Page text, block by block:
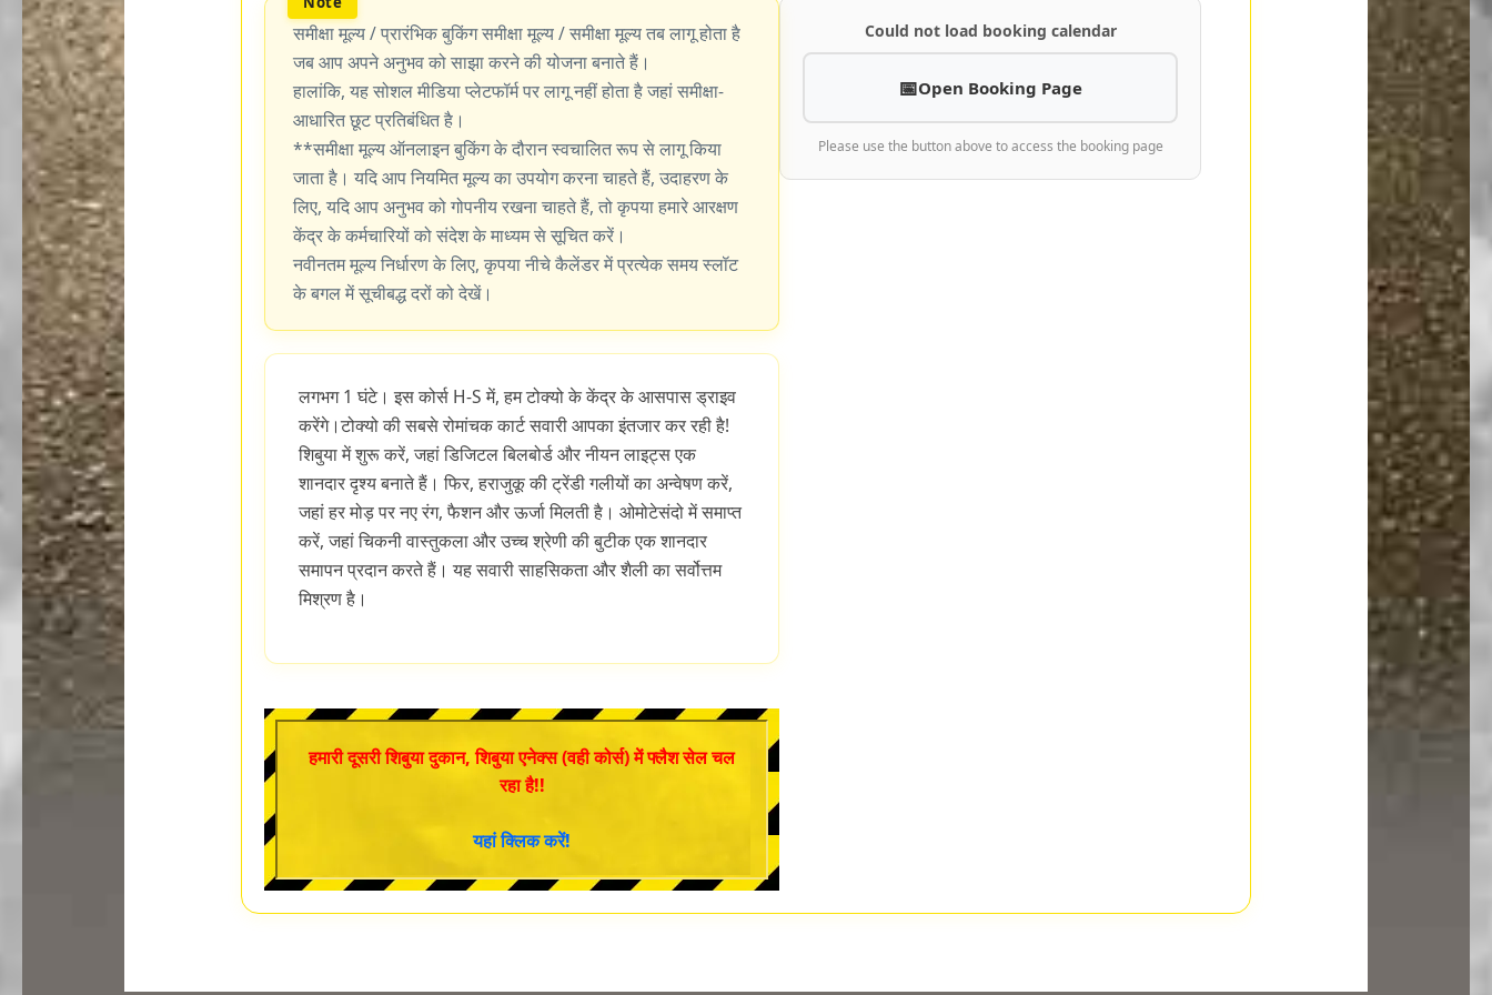
समीक्षा मूल्य / प्रारंभिक बुकिंग समीक्षा मूल्य / समीक्षा मूल्य तब लागू होता है
जब आप अपने अनुभव को साझा करने की योजना बनाते हैं।
हालांकि, यह सोशल मीडिया प्लेटफॉर्म पर लागू नहीं होता है जहां समीक्षा-
आधारित छूट प्रतिबंधित है।
**समीक्षा मूल्य ऑनलाइन बुकिंग के दौरान स्वचालित रूप से लागू किया
जाता है। यदि आप नियमित मूल्य का उपयोग करना चाहते हैं, उदाहरण के
लिए, यदि आप अनुभव को गोपनीय रखना चाहते हैं, तो कृपया हमारे आरक्षण
केंद्र के कर्मचारियों को संदेश के माध्यम से सूचित करें।
नवीनतम मूल्य निर्धारण के लिए, कृपया नीचे कैलेंडर में प्रत्येक समय स्लॉट
के बगल में सूचीबद्ध दरों को देखें।
लगभग 1 घंटे। इस कोर्स H-S में, हम टोक्यो के केंद्र के आसपास ड्राइव
करेंगे।टोक्यो की सबसे रोमांचक कार्ट सवारी आपका इंतजार कर रही है!
शिबुया में शुरू करें, जहां डिजिटल बिलबोर्ड और नीयन लाइट्स एक
शानदार दृश्य बनाते हैं। फिर, हराजुकू की ट्रेंडी गलीयों का अन्वेषण करें,
जहां हर मोड़ पर नए रंग, फैशन और ऊर्जा मिलती है। ओमोटेसंदो में समाप्त
करें, जहां चिकनी वास्तुकला और उच्च श्रेणी की बुटीक एक शानदार
समापन प्रदान करते हैं। यह सवारी साहसिकता और शैली का सर्वोत्तम
मिश्रण है।
हमारी दूसरी शिबुया दुकान, शिबुया एनेक्स (वही कोर्स) में फ्लैश सेल चल
रहा है!!
यहां क्लिक करें!
Could not load booking calendar
Open Booking Page
Please use the button above to access the booking page